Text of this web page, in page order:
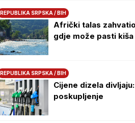
REPUBLIKA SRPSKA / BIH
Afrički talas
gdje može pasti kiša
REPUBLIKA SRPSKA / BIH
Cijene dizela
poskupljenje